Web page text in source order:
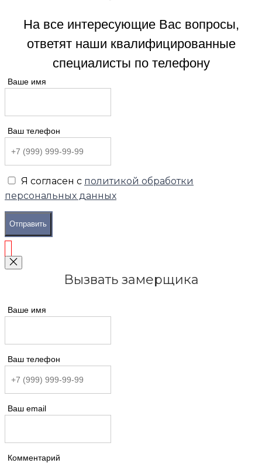
На все интересующие Вас вопросы,
ответят наши квалифицированные
специалисты по телефону
Ваше имя
Ваш телефон
Я согласен с политикой обработки
персональных данных
Отправить
Вызвать замерщика
Ваше имя
Ваш телефон
Ваш email
Комментарий